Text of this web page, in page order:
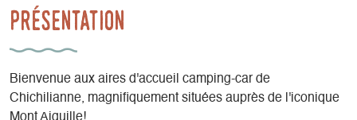
Présentation
Bienvenue aux aires d'accueil camping-car de
Chichilianne, magnifiquement situées auprès de l'iconique